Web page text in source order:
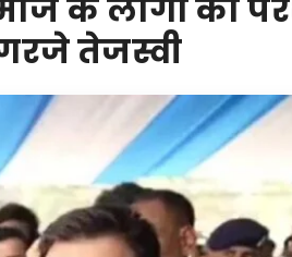
के लोगों को
तेजस्वी